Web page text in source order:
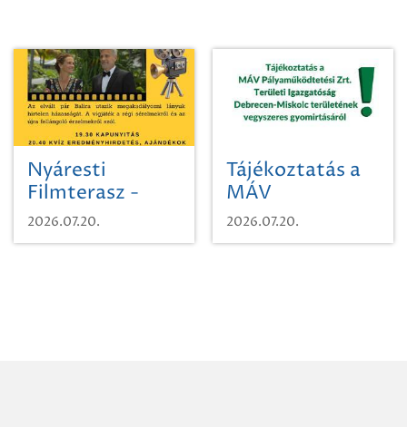
Nyáresti
Filmterasz -
Beugró a
Paradicsomba
2026.07.20.
Tájékoztatás a
MÁV
Pályaműködtetési
Zrt. Területi
2026.07.20.